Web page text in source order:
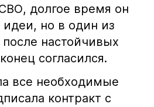
долгое время он
но в один из
настойчивых
согласился.
все необходимые
контракт с